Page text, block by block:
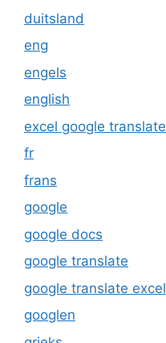
duitsland
eng
engels
english
excel google translate
fr
frans
google
google docs
google translate
google translate excel
googlen